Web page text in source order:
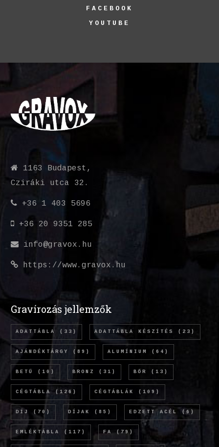
FACEBOOK
YOUTUBE
1163 Budapest,
Cziráki utca 32.
+36 1 403 5696
+36 20 9351 285
info@gravox.hu
https://www.gravox.hu
Gravírozás jellemzők
ADATTÁBLA (33) ADATTÁBLA KÉSZÍTÉS (23)
AJÁNDÉKTÁRGY (89) ALUMÍNIUM (64)
BETŰ (10) BRONZ (31) BŐR (13)
CÉGTÁBLA (126) CÉGTÁBLÁK (109)
DÍJ (70) DÍJAK (85) EDZETT ACÉL (6)
EMLÉKTÁBLA (117) FA (79)